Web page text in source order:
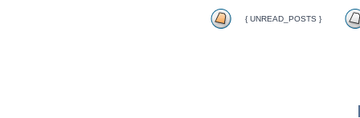
{ UNREAD_POSTS }